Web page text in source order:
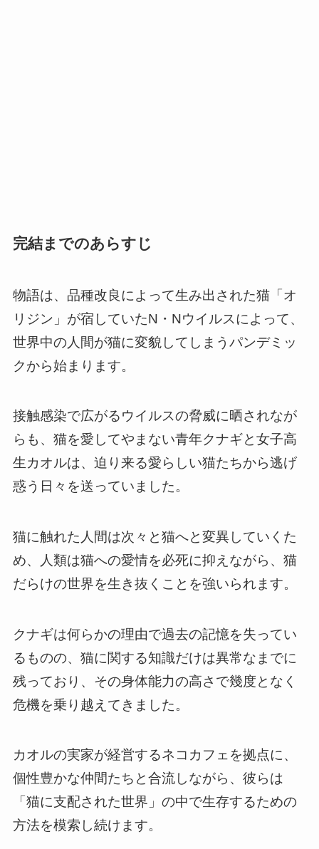
完結までのあらすじ
物語は、品種改良によって生み出された猫「オ
リジン」が宿していたN・Nウイルスによって、
世界中の人間が猫に変貌してしまうパンデミッ
クから始まります。
接触感染で広がるウイルスの脅威に晒されなが
らも、猫を愛してやまない青年クナギと女子高
生カオルは、迫り来る愛らしい猫たちから逃げ
惑う日々を送っていました。
猫に触れた人間は次々と猫へと変異していくた
め、人類は猫への愛情を必死に抑えながら、猫
だらけの世界を生き抜くことを強いられます。
クナギは何らかの理由で過去の記憶を失ってい
るものの、猫に関する知識だけは異常なまでに
残っており、その身体能力の高さで幾度となく
危機を乗り越えてきました。
カオルの実家が経営するネコカフェを拠点に、
個性豊かな仲間たちと合流しながら、彼らは
「猫に支配された世界」の中で生存するための
方法を模索し続けます。